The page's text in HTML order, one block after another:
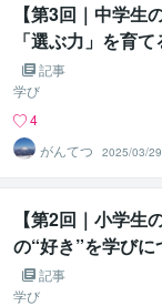
【第3回｜中学生
「選ぶ力」を育
える家庭での関わ
記事
学び
4
がんてつ
2025/03/29
【第2回｜小学生
の“好き”を学び
きる声かけの工夫
記事
学び